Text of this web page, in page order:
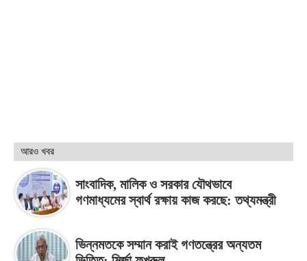
আরও খবর
সাংবাদিক, মালিক ও সরকার যৌথভাবে
গণমাধ্যমের স্বার্থ রক্ষায় কাজ করছে: তথ্যমন্ত্রী
ভিন্নমতকে সম্মান করাই গণতন্ত্রের অন্যতম